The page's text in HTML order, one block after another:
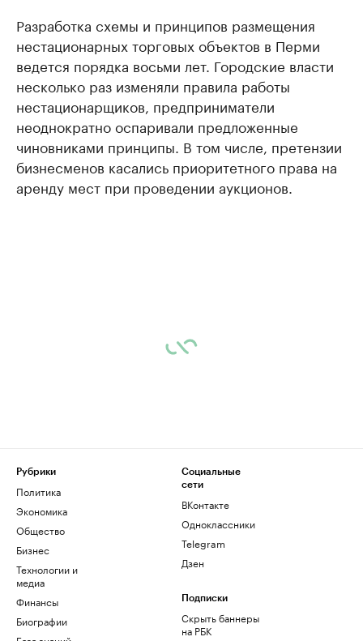
Разработка схемы и принципов размещения
нестационарных торговых объектов в Перми
ведется порядка восьми лет. Городские власти
несколько раз изменяли правила работы
нестационарщиков, предприниматели
неоднократно оспаривали предложенные
чиновниками принципы. В том числе, претензии
бизнесменов касались приоритетного права на
аренду мест при проведении аукционов.
Рубрики
Политика
Экономика
Общество
Бизнес
Технологии и
медиа
Финансы
Биографии
Социальные
сети
ВКонтакте
Одноклассники
Telegram
Дзен
Подписки
Скрыть баннеры
на РБК